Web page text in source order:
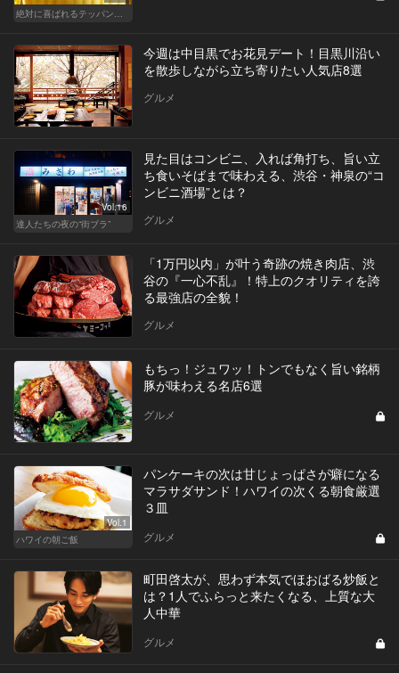
絶対に喜ばれるテッパン手土産
今週は中目黒でお花見デート！目黒川沿い
を散歩しながら立ち寄りたい人気店8選
グルメ
Vol.16
達人たちの夜の“街ブラ”
見た目はコンビニ、入れば角打ち、旨い立
ち食いそばまで味わえる、渋谷・神泉の“コ
ンビニ酒場”とは？
グルメ
「1万円以内」が叶う奇跡の焼き肉店、渋
谷の『一心不乱』！特上のクオリティを誇
る最強店の全貌！
グルメ
もちっ！ジュワッ！トンでもなく旨い銘柄
豚が味わえる名店6選
グルメ
Vol.1
ハワイの朝ご飯
パンケーキの次は甘じょっぱさが癖になる
マラサダサンド！ハワイの次くる朝食厳選
３皿
グルメ
町田啓太が、思わず本気でほおばる炒飯と
は？1人でふらっと来たくなる、上質な大
人中華
グルメ